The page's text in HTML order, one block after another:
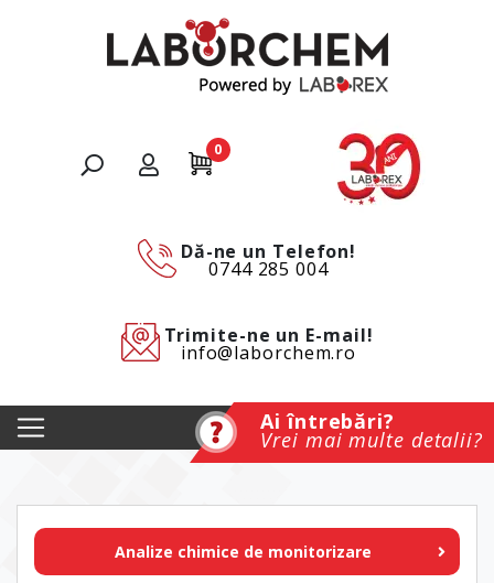
Dă-ne un Telefon!
0744 285 004
Trimite-ne un E-mail!
info@laborchem.ro
0
Ai întrebări?
Vrei mai multe detalii?
Analize chimice de monitorizare